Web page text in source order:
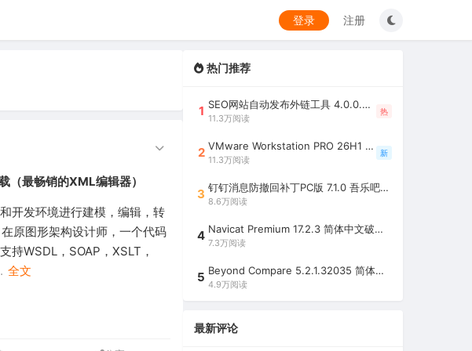
登录 注册
（最畅销的XML编辑器）
开发环境进行建模，编辑，转
原图形架构设计师，一个代码
持WSDL，SOAP，XSLT，
全文
热门推荐
1 SEO网站自动发布外链工具 4.0.0.0 吾乐吧优化版（智能代理狂刷外链）
11.3万阅读
热
2 VMware Workstation PRO 26H1 中文精简安装注册版 / 完整版（最好用的虚拟机软件）
11.3万阅读
新
3 钉钉消息防撤回补丁PC版 7.1.0 吾乐吧优化版（支持消息防撤回+钉钉多开+支持消息永不已读+去除钉钉水印）
8.6万阅读
4 Navicat Premium 17.2.3 简体中文破解版（多重数据库管理工具）
7.3万阅读
5 Beyond Compare 5.2.1.32035 简体中文注册版（超强文件/夹比较工具）
4.9万阅读
最新评论